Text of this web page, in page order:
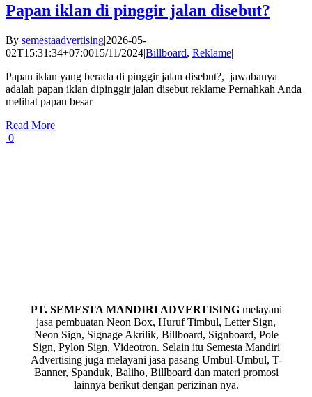
Papan iklan di pinggir jalan disebut?
By semestaadvertising|2026-05-
02T15:31:34+07:0015/11/2024|Billboard, Reklame|
Papan iklan yang berada di pinggir jalan disebut?​, jawabanya
adalah papan iklan dipinggir jalan disebut reklame Pernahkah Anda
melihat papan besar
Read More
0
PT. SEMESTA MANDIRI ADVERTISINGmelayani
jasa pembuatan Neon Box, Huruf Timbul, Letter Sign,
Neon Sign, Signage Akrilik, Billboard, Signboard, Pole
Sign, Pylon Sign, Videotron. Selain itu Semesta Mandiri
Advertising juga melayani jasa pasang Umbul-Umbul, T-
Banner, Spanduk, Baliho, Billboard dan materi promosi
lainnya berikut dengan perizinan nya.